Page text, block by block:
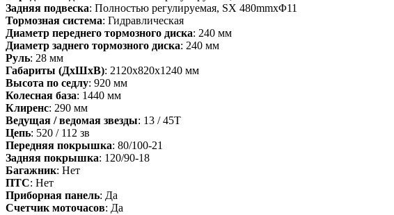
Задняя подвеска: Полностью регулируемая, SX 480mmxΦ11
Тормозная система: Гидравлическая
Диаметр переднего тормозного диска: 240 мм
Диаметр заднего тормозного диска: 240 мм
Руль: 28 мм
Габариты (ДхШхВ): 2120х820х1240 мм
Высота по седлу: 920 мм
Колесная база: 1440 мм
Клиренс: 290 мм
Ведущая / ведомая звезды: 13 / 45T
Цепь: 520 / 112 зв
Передняя покрышка: 80/100-21
Задняя покрышка: 120/90-18
Багажник: Нет
ПТС: Нет
Приборная панель: Да
Счетчик моточасов: Да